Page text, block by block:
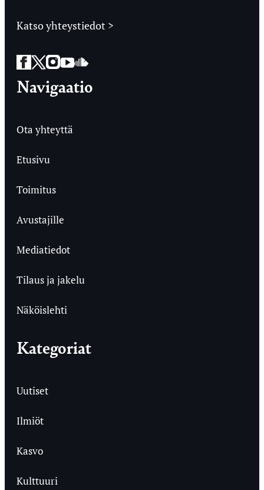
Katso yhteystiedot >
Facebook
Twitter
Instagram
YouTube
SoundCloud
Navigaatio
Ota yhteyttä
Etusivu
Toimitus
Avustajille
Mediatiedot
Tilaus ja jakelu
Näköislehti
Kategoriat
Uutiset
Ilmiöt
Kasvo
Kulttuuri